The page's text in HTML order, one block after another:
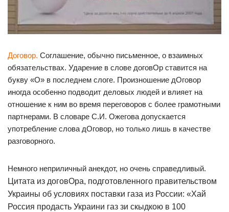
Договор. Соглашение, обычно письменное, о взаимных
обязательствах. Ударение в слове договОр ставится на
букву «О» в последнем слоге. Произношение дОговор
иногда особенно подводит деловых людей и влияет на
отношение к ним во время переговоров с более грамотными
партнерами. В словаре С.И. Ожегова допускается
употребление слова дОговор, но только лишь в качестве
разговорного.
Немного неприличный анекдот, но очень справедливый.
Цитата из договОра, подготовленного правительством
Украины об условиях поставки газа из России: «Хай
Россия продасть Украини газ зи скыдкою в 100